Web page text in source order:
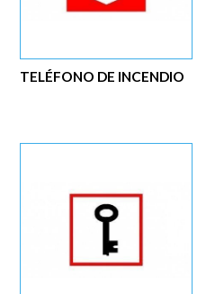
TELÉFONO DE INCENDIO